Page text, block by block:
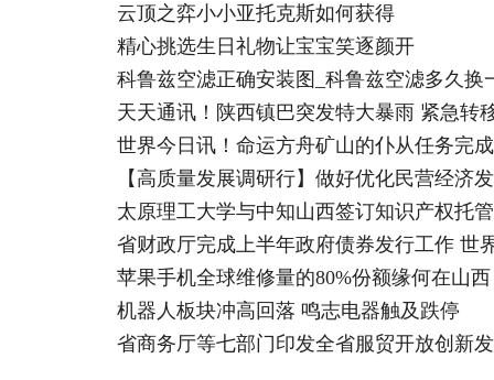
云顶之弈小小亚托克斯如何获得
精心挑选生日礼物让宝宝笑逐颜开
科鲁兹空滤正确安装图_科鲁兹空滤多久换
天天通讯！陕西镇巴突发特大暴雨 紧急转
世界今日讯！命运方舟矿山的仆从任务完
【高质量发展调研行】做好优化民营经济
太原理工大学与中知山西签订知识产权托
省财政厅完成上半年政府债券发行工作 世
苹果手机全球维修量的80%份额缘何在山
机器人板块冲高回落 鸣志电器触及跌停
省商务厅等七部门印发全省服贸开放创新